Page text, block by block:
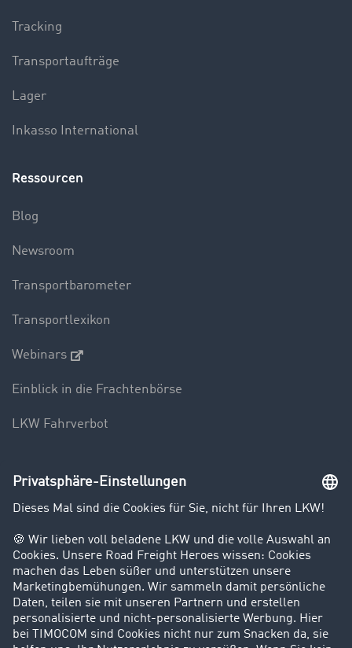
Tracking
Transportaufträge
Lager
Inkasso International
Ressourcen
Blog
Newsroom
Transportbarometer
Transportlexikon
Webinars
Einblick in die Frachtenbörse
LKW Fahrverbot
Unternehmen
Kunden werben Kunden
Success Stories
Karriere
Support